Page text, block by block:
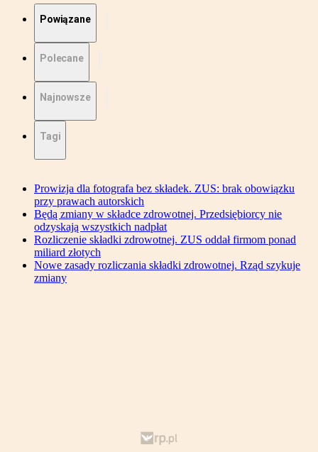
Powiązane
Polecane
Najnowsze
Tagi
Prowizja dla fotografa bez składek. ZUS: brak obowiązku
przy prawach autorskich
Będą zmiany w składce zdrowotnej. Przedsiębiorcy nie
odzyskają wszystkich nadpłat
Rozliczenie składki zdrowotnej. ZUS oddał firmom ponad
miliard złotych
Nowe zasady rozliczania składki zdrowotnej. Rząd szykuje
zmiany